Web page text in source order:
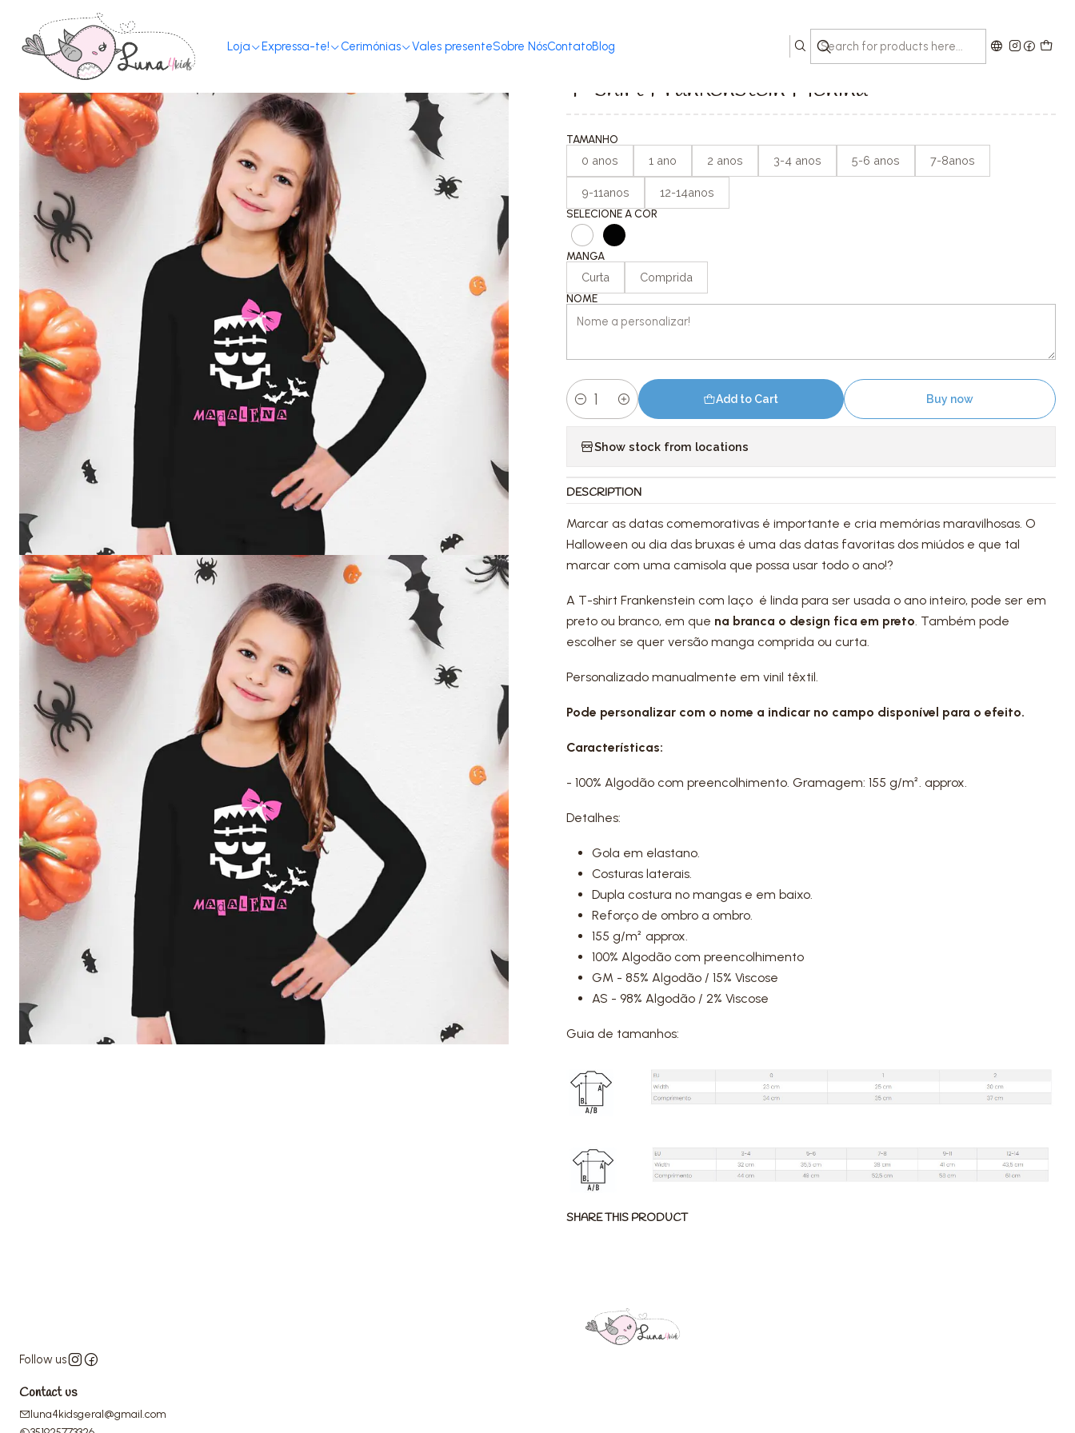
Loja Expressa-te! Cerimónias Vales presenteSobre NósContatoBlog
T-shirt Frankenstein Menina
TAMANHO
0 anos 1 ano 2 anos 3-4 anos 5-6 anos 7-8anos
9-11anos 12-14anos
SELECIONE A COR
MANGA
Curta Comprida
NOME
Quantity
Add to Cart Buy now
Show stock from locations
DESCRIPTION
Marcar as datas comemorativas é importante e cria memórias maravilhosas. O
Halloween ou dia das bruxas é uma das datas favoritas dos miúdos e que tal
marcar com uma camisola que possa usar todo o ano!?
A T-shirt Frankenstein com laço é linda para ser usada o ano inteiro, pode ser em
preto ou branco, em que na branca o design fica em preto. Também pode
escolher se quer versão manga comprida ou curta.
Personalizado manualmente em vinil têxtil.
Pode personalizar com o nome a indicar no campo disponível para o efeito.
Características:
- 100% Algodão com preencolhimento. Gramagem: 155 g/m². approx.
Detalhes:
Gola em elastano.
Costuras laterais.
Dupla costura no mangas e em baixo.
Reforço de ombro a ombro.
155 g/m² approx.
100% Algodão com preencolhimento
GM - 85% Algodão / 15% Viscose
AS - 98% Algodão / 2% Viscose
Guia de tamanhos:
SHARE THIS PRODUCT
Follow us
Contact us
luna4kidsgeral@gmail.com